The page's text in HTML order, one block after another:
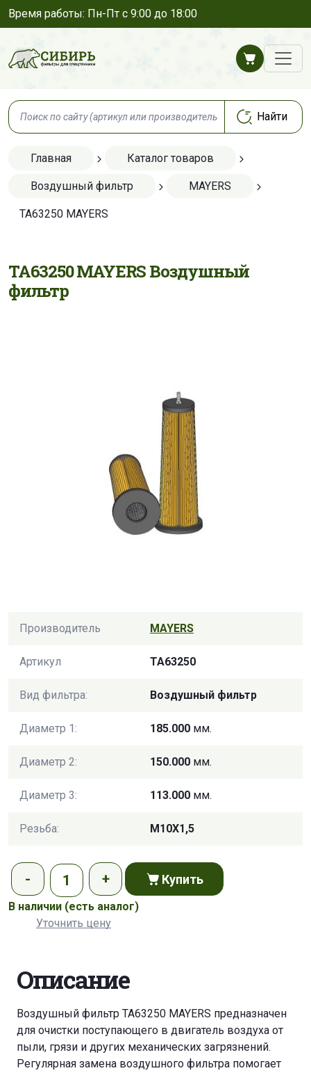
Время работы: Пн-Пт с 9:00 до 18:00
Главная Каталог товаров
Воздушный фильтр MAYERS
TA63250 MAYERS
TA63250 MAYERS Воздушный
фильтр
Производитель MAYERS
Артикул TA63250
Вид фильтра: Воздушный фильтр
Диаметр 1: 185.000 мм.
Диаметр 2: 150.000 мм.
Диаметр 3: 113.000 мм.
Резьба: M10X1,5
Купить
В наличии (есть аналог)
Уточнить цену
Описание
Воздушный фильтр TA63250 MAYERS предназначен
для очистки поступающего в двигатель воздуха от
пыли, грязи и других механических загрязнений.
Регулярная замена воздушного фильтра помогает